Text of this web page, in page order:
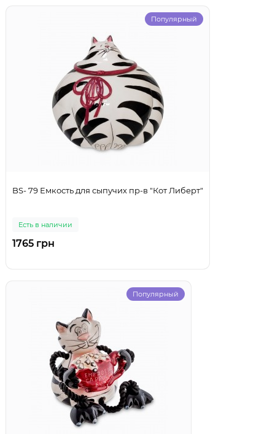
Популярный
BS- 79 Емкость для сыпучих пр-в "Кот Либерт"
Есть в наличии
1765 грн
Популярный